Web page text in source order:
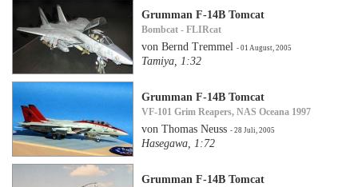
Grumman F-14B Tomcat
Bombcat - FLIRcat
von Bernd Tremmel- 01 August, 2005
Tamiya, 1:32
Grumman F-14B Tomcat
VF-101 Grim Reapers, NAS Oceana 1997
von Thomas Neuss- 28 Juli, 2005
Hasegawa, 1:72
Grumman F-14B Tomcat